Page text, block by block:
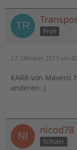
Profi
27. Oktober 2013 um
KARR von
anderen .)
nicod78
Schüler